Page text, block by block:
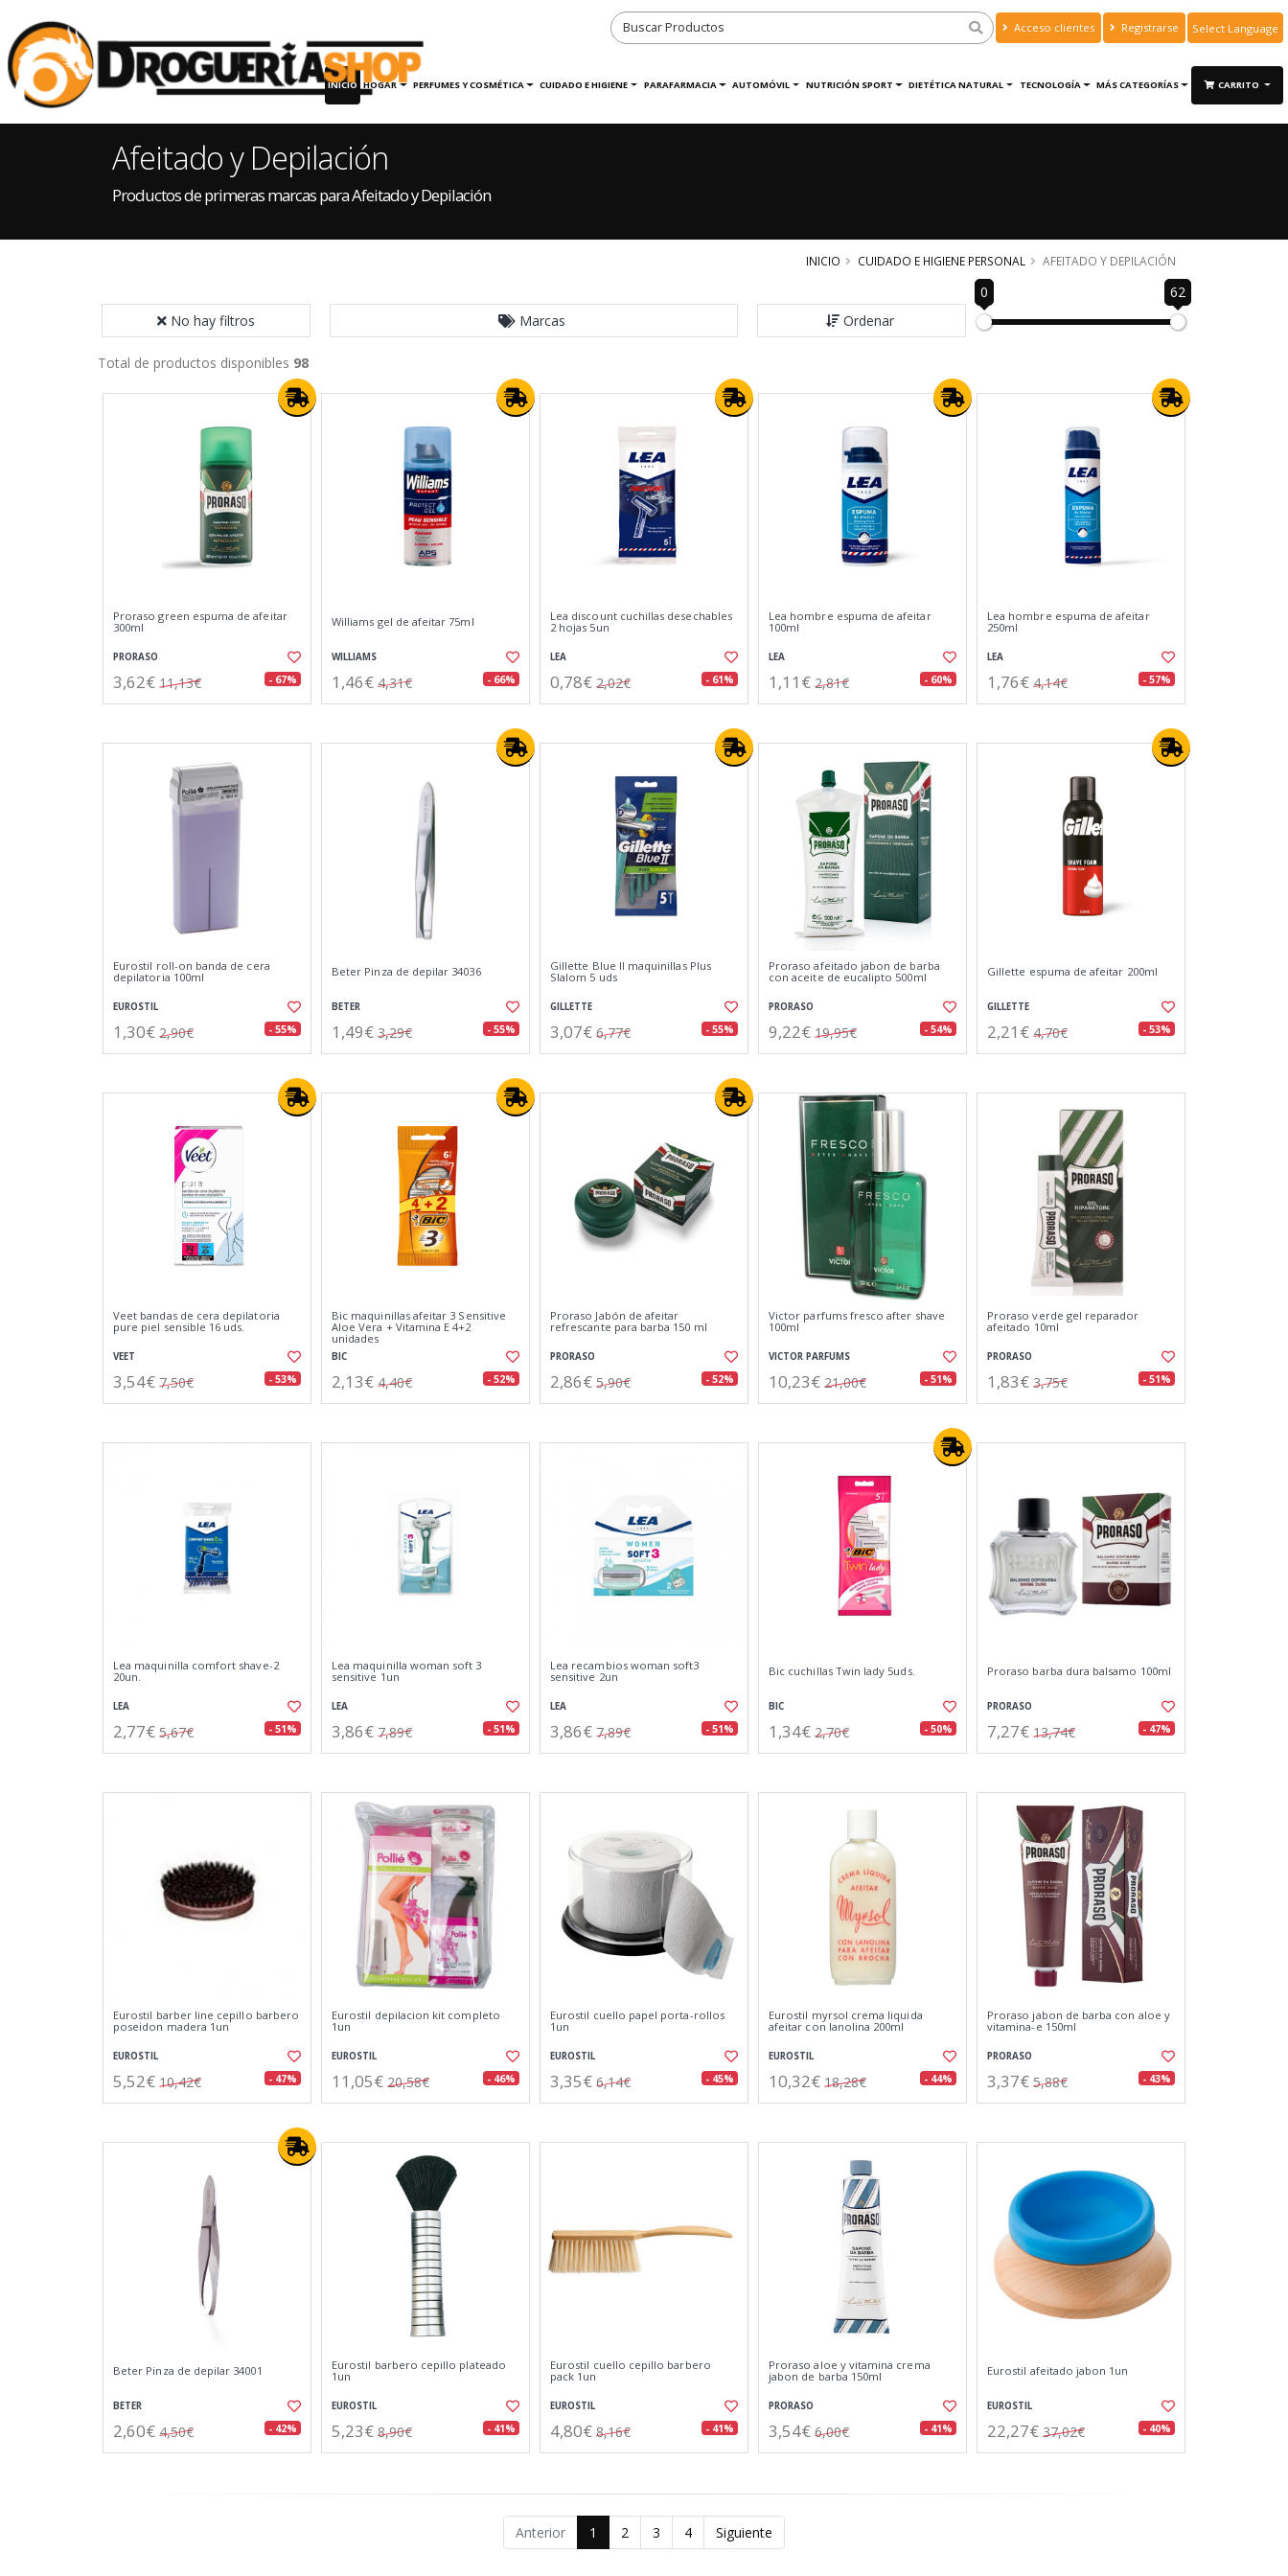
Acceso clientes Registrarse
Translate
INICIO HOGAR PERFUMES Y COSMÉTICA CUIDADO E HIGIENE PARAFARMACIA AUTOMÓVIL NUTRICIÓN SPORT DIETÉTICA NATURAL TECNOLOGÍA MÁS CATEGORÍAS CARRITO
Afeitado y Depilación
Productos de primeras marcas para Afeitado y Depilación
INICIO CUIDADO E HIGIENE PERSONAL AFEITADO Y DEPILACIÓN
No hay filtros Marcas Ordenar
0 62
Total de productos disponibles 98
Proraso green espuma de afeitar
300ml
PRORASO
3,62€ 11,13€ - 67%
Williams gel de afeitar 75ml
WILLIAMS
1,46€ 4,31€ - 66%
Lea discount cuchillas desechables
2 hojas 5un
LEA
0,78€ 2,02€ - 61%
Lea hombre espuma de afeitar
100ml
LEA
1,11€ 2,81€ - 60%
Lea hombre espuma de afeitar
250ml
LEA
1,76€ 4,14€ - 57%
Eurostil roll-on banda de cera
depilatoria 100ml
EUROSTIL
1,30€ 2,90€ - 55%
Beter Pinza de depilar 34036
BETER
1,49€ 3,29€ - 55%
Gillette Blue II maquinillas Plus
Slalom 5 uds
GILLETTE
3,07€ 6,77€ - 55%
Proraso afeitado jabon de barba
con aceite de eucalipto 500ml
PRORASO
9,22€ 19,95€ - 54%
Gillette espuma de afeitar 200ml
GILLETTE
2,21€ 4,70€ - 53%
Veet bandas de cera depilatoria
pure piel sensible 16 uds.
VEET
3,54€ 7,50€ - 53%
Bic maquinillas afeitar 3 Sensitive
Aloe Vera + Vitamina E 4+2
unidades
BIC
2,13€ 4,40€ - 52%
Proraso Jabón de afeitar
refrescante para barba 150 ml
PRORASO
2,86€ 5,90€ - 52%
Victor parfums fresco after shave
100ml
VICTOR PARFUMS
10,23€ 21,00€ - 51%
Proraso verde gel reparador
afeitado 10ml
PRORASO
1,83€ 3,75€ - 51%
Lea maquinilla comfort shave-2
20un.
LEA
2,77€ 5,67€ - 51%
Lea maquinilla woman soft 3
sensitive 1un
LEA
3,86€ 7,89€ - 51%
Lea recambios woman soft3
sensitive 2un
LEA
3,86€ 7,89€ - 51%
Bic cuchillas Twin lady 5uds.
BIC
1,34€ 2,70€ - 50%
Proraso barba dura balsamo 100ml
PRORASO
7,27€ 13,74€ - 47%
Eurostil barber line cepillo barbero
poseidon madera 1un
EUROSTIL
5,52€ 10,42€ - 47%
Eurostil depilacion kit completo
1un
EUROSTIL
11,05€ 20,58€ - 46%
Eurostil cuello papel porta-rollos
1un
EUROSTIL
3,35€ 6,14€ - 45%
Eurostil myrsol crema liquida
afeitar con lanolina 200ml
EUROSTIL
10,32€ 18,28€ - 44%
Proraso jabon de barba con aloe y
vitamina-e 150ml
PRORASO
3,37€ 5,88€ - 43%
Beter Pinza de depilar 34001
BETER
2,60€ 4,50€ - 42%
Eurostil barbero cepillo plateado
1un
EUROSTIL
5,23€ 8,90€ - 41%
Eurostil cuello cepillo barbero
pack 1un
EUROSTIL
4,80€ 8,16€ - 41%
Proraso aloe y vitamina crema
jabon de barba 150ml
PRORASO
3,54€ 6,00€ - 41%
Eurostil afeitado jabon 1un
EUROSTIL
22,27€ 37,02€ - 40%
Anterior 1 2 3 4 Siguiente